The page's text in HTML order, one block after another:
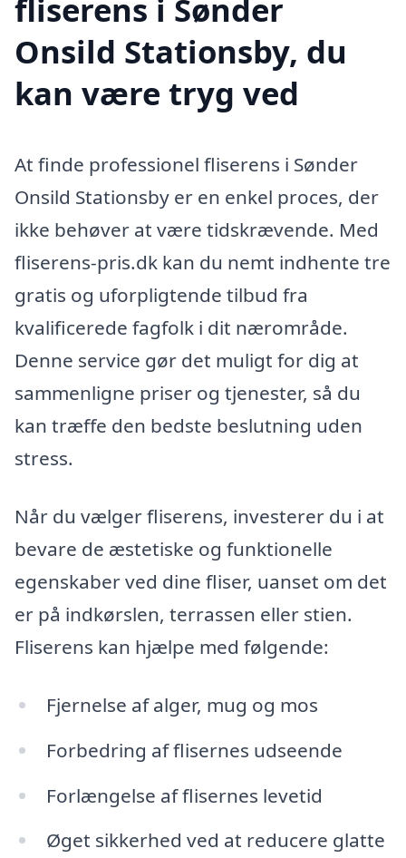
fliserens i Sønder
Onsild Stationsby, du
kan være tryg ved
At finde professionel fliserens i Sønder
Onsild Stationsby er en enkel proces, der
ikke behøver at være tidskrævende. Med
fliserens-pris.dk kan du nemt indhente tre
gratis og uforpligtende tilbud fra
kvalificerede fagfolk i dit nærområde.
Denne service gør det muligt for dig at
sammenligne priser og tjenester, så du
kan træffe den bedste beslutning uden
stress.
Når du vælger fliserens, investerer du i at
bevare de æstetiske og funktionelle
egenskaber ved dine fliser, uanset om det
er på indkørslen, terrassen eller stien.
Fliserens kan hjælpe med følgende:
Fjernelse af alger, mug og mos
Forbedring af flisernes udseende
Forlængelse af flisernes levetid
Øget sikkerhed ved at reducere glatte